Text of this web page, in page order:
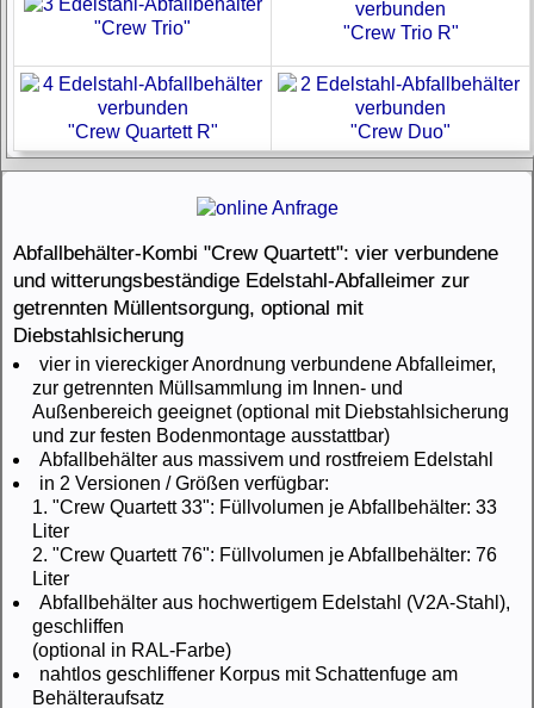
Abfallbehälter-Kombi "Crew Quartett": vier verbundene
und witterungsbeständige Edelstahl-Abfalleimer zur
getrennten Müllentsorgung, optional mit
Diebstahlsicherung
vier in viereckiger Anordnung verbundene Abfalleimer,
zur getrennten Müllsammlung im Innen- und
Außenbereich geeignet (optional mit Diebstahlsicherung
und zur festen Bodenmontage ausstattbar)
Abfallbehälter aus massivem und rostfreiem Edelstahl
in 2 Versionen / Größen verfügbar:
1. "Crew Quartett 33": Füllvolumen je Abfallbehälter: 33
Liter
2. "Crew Quartett 76": Füllvolumen je Abfallbehälter: 76
Liter
Abfallbehälter aus hochwertigem Edelstahl (V2A-Stahl),
geschliffen
(optional in RAL-Farbe)
nahtlos geschliffener Korpus mit Schattenfuge am
Behälteraufsatz
"Crew Trio" "Crew Trio R"
"Crew Quartett R" "Crew Duo"